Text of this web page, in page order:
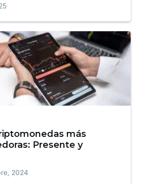
más
Presente y
2024